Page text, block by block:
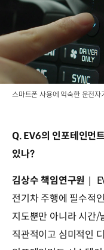
스마트폰 사용에 익숙한 운전
Q. EV6의 인포테인먼
있나?
김상수 책임연구원 ｜
전기차 주행에 필수적
지도뿐만 아니라 시간/
직관적이고 심미적인